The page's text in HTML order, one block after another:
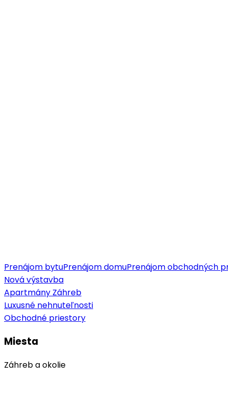
Prenájom bytuPrenájom domuPrenájom obchodných
Nová výstavba
Apartmány Záhreb
Luxusné nehnuteľnosti
Obchodné priestory
Miesta
Záhreb a okolie